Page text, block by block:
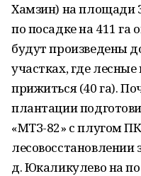
Хамзин) на площади
по посадке на 411 га
будут произведены
участках, где
прижиться (40 га).
плантации
«МТЗ-82» с плугом
лесовосстановлении
д. Юкаликулево на